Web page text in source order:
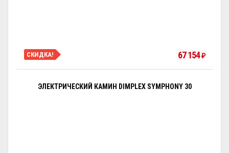
СКИДКА! 67 154 ₽
ЭЛЕКТРИЧЕСКИЙ КАМИН DIMPLEX SYMPHONY 30